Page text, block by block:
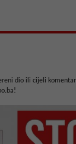
dio ili cijeli